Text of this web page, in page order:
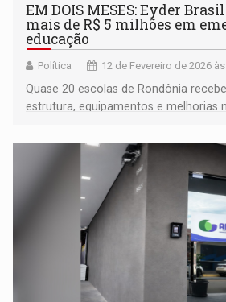
EM DOIS MESES: Eyder
mais de R$ 5 milhões em
educação
Política 12 de Fevereiro de 2026
Quase 20 escolas de Rondônia
estrutura, equipamentos e melhorias